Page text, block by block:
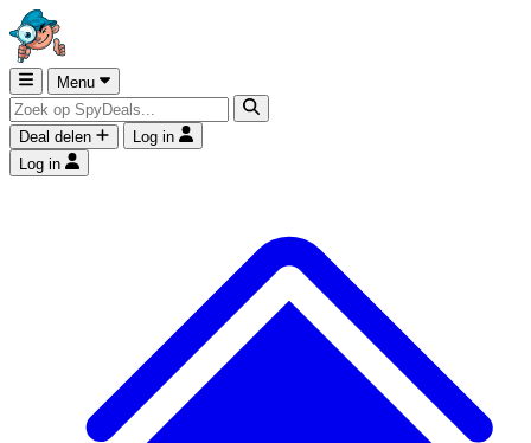
Menu
Deal delen
Log in
Log in